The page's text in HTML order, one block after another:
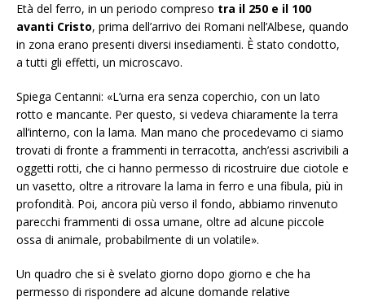
Età del ferro, in un periodo compreso tra il 250 e il 100
avanti Cristo, prima dell’arrivo dei Romani nell’Albese, quando
in zona erano presenti diversi insediamenti. È stato condotto,
a tutti gli effetti, un microscavo.
Spiega Centanni: «L’urna era senza coperchio, con un lato
rotto e mancante. Per questo, si vedeva chiaramente la terra
all’interno, con la lama. Man mano che procedevamo ci siamo
trovati di fronte a frammenti in terracotta, anch’essi ascrivibili a
oggetti rotti, che ci hanno permesso di ricostruire due ciotole e
un vasetto, oltre a ritrovare la lama in ferro e una fibula, più in
profondità. Poi, ancora più verso il fondo, abbiamo rinvenuto
parecchi frammenti di ossa umane, oltre ad alcune piccole
ossa di animale, probabilmente di un volatile».
Un quadro che si è svelato giorno dopo giorno e che ha
permesso di rispondere ad alcune domande relative